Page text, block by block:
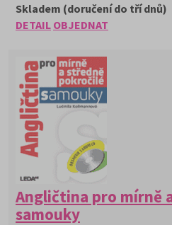
DETAIL OBJEDNAT
Skladem (doručení do tří dnů)
Angličtina pro mírně
samouky